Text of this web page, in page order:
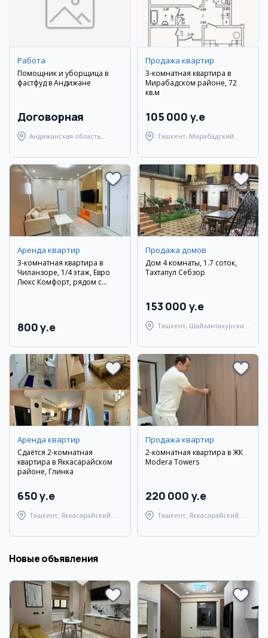
Работа
Помощник и уборщица в
фастфуд в Андижане
Договорная
Андижанская область,
Продажа квартир
3-комнатная квартира в
Мирабадском районе, 72
кв.м
105 000 y.e
Ташкент, Мирабадский
Аренда квартир
3-комнатная квартира в
Чиланзоре, 1/4 этаж, Евро
Люкс Комфорт, рядом с
800 y.e
Продажа домов
Дом 4 комнаты, 1.7 соток,
Тахтапул Себзор
153 000 y.e
Ташкент, Шайхантахурский
Аренда квартир
Сдаётся 2-комнатная
квартира в Яккасарайском
районе, Глинка
650 y.e
Ташкент, Яккасарайский
Продажа квартир
2-комнатная квартира в ЖК
Modera Towers
220 000 y.e
Ташкент, Яккасарайский
Новые объявления